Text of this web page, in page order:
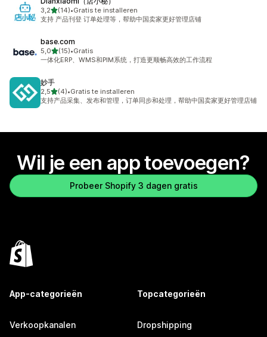
3,2van 5 sterren
(14)
14 recensies in totaal
•Gratis te installeren
支持 产品刊登 订单处理等，帮助中国卖家更好管理店铺
base.com
5,0van 5 sterren
(15)
15 recensies in totaal
•Gratis
一体化ERP、WMS和PIM系统，打造更顺畅高效的工作流程
妙手
2,5van 5 sterren
(4)
4 recensies in totaal
•Gratis te installeren
支持产品采集、发布和管理，订单同步和处理，帮助中国卖家更好管理店铺
Wil je een app toevoegen?
Probeer Shopify 3 dagen gratis
App-categorieën
Verkoopkanalen
Topcategorieën
Dropshipping